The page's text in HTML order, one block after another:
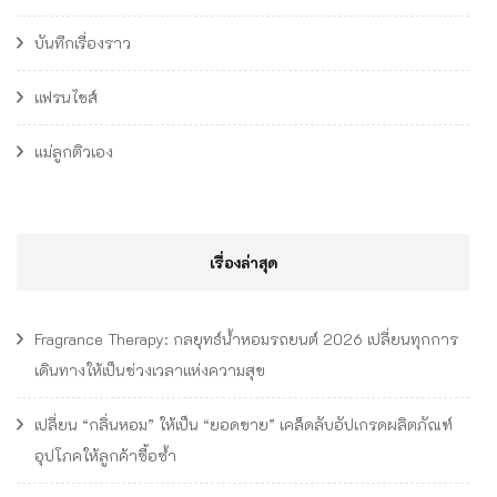
บันทึกเรื่องราว
แฟรนไชส์
แม่ลูกติวเอง
เรื่องล่าสุด
Fragrance Therapy: กลยุทธ์น้ำหอมรถยนต์ 2026 เปลี่ยนทุกการ
เดินทางให้เป็นช่วงเวลาแห่งความสุข
เปลี่ยน “กลิ่นหอม” ให้เป็น “ยอดขาย” เคล็ดลับอัปเกรดผลิตภัณฑ์
อุปโภคให้ลูกค้าซื้อซ้ำ